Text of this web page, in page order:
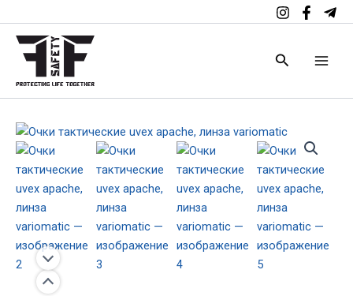
к
содержимому
Поиск
Количество
товара
тактические
uvex
apache,
линза
variomatic
uvex
apache,
линза
variomatic